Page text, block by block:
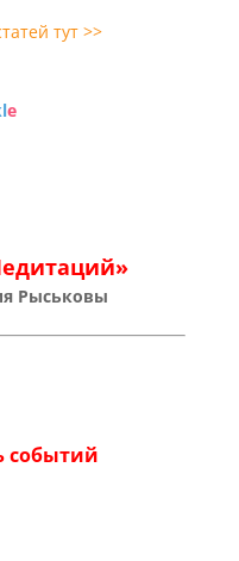
тут >>
e
Рыськовы
событий